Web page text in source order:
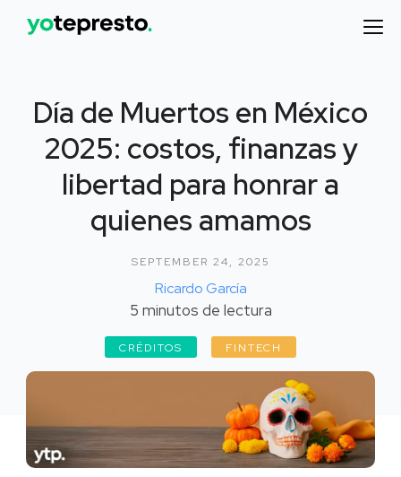
Día de Muertos en México
2025: costos, finanzas y
libertad para honrar a
quienes amamos
SEPTEMBER 24, 2025
Ricardo García
5 minutos de lectura
CRÉDITOS FINTECH